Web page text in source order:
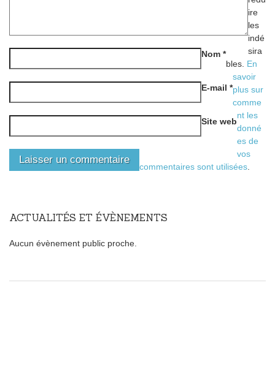
Nom *
E-mail *
Site web
ire
les
indé
sira
bles. En
savoir
plus sur
comme
nt les
donné
es de
vos
commentaires sont utilisées
ACTUALITÉS ET ÉVÈNEMENTS
Aucun évènement public proche.